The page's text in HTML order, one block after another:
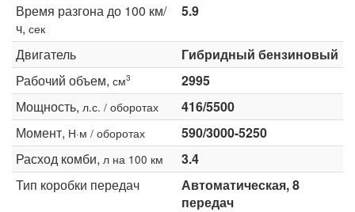
Время разгона до 100 км/
ч, сек
5.9
Двигатель
Гибридный бензиновый
Рабочий объем, см3
2995
Мощность, л.с. / оборотах
416/5500
Момент, Н·м / оборотах
590/3000-5250
Расход комби, л на 100 км
3.4
Тип коробки передач
Автоматическая, 8
передач